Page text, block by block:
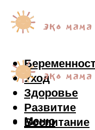
Уход
Здоровье
Развитие
Воспитание
Меню